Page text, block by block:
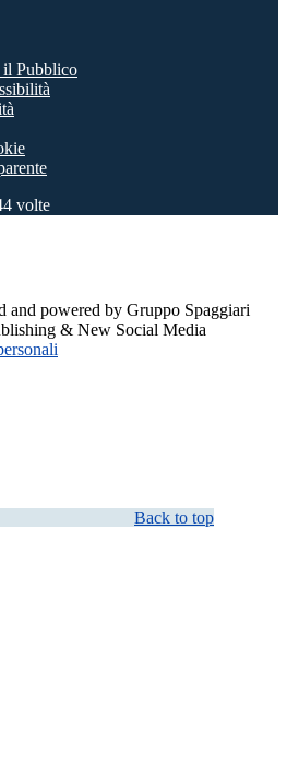
Pubblico
volte
and powered by Gruppo Spaggiari
& New Social Media
Back to top